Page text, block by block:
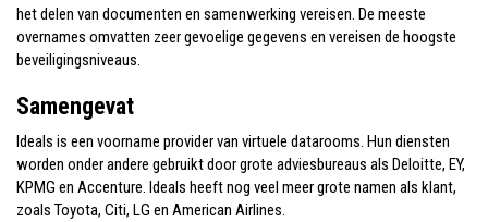
het delen van documenten en samenwerking vereisen. De meeste
overnames omvatten zeer gevoelige gegevens en vereisen de hoogste
beveiligingsniveaus.
Samengevat
Ideals is een voorname provider van virtuele datarooms. Hun diensten
worden onder andere gebruikt door grote adviesbureaus als Deloitte, EY,
KPMG en Accenture. Ideals heeft nog veel meer grote namen als klant,
zoals Toyota, Citi, LG en American Airlines.